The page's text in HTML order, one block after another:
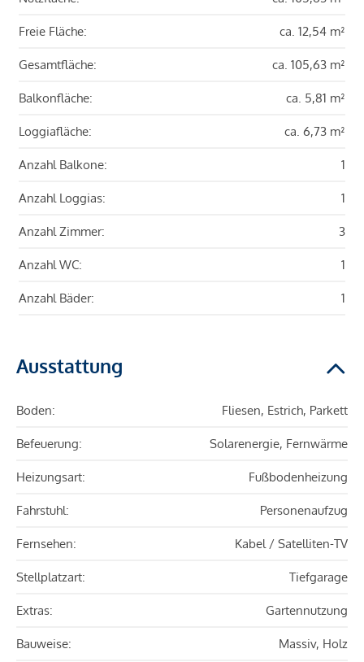
Freie Fläche: ca. 12,54 m²
Gesamtfläche: ca. 105,63 m²
Balkonfläche: ca. 5,81 m²
Loggiafläche: ca. 6,73 m²
Anzahl Balkone: 1
Anzahl Loggias: 1
Anzahl Zimmer: 3
Anzahl WC: 1
Anzahl Bäder: 1
Ausstattung
Boden: Fliesen, Estrich, Parkett
Befeuerung: Solarenergie, Fernwärme
Heizungsart: Fußbodenheizung
Fahrstuhl: Personenaufzug
Fernsehen: Kabel / Satelliten-TV
Stellplatzart: Tiefgarage
Extras: Gartennutzung
Bauweise: Massiv, Holz